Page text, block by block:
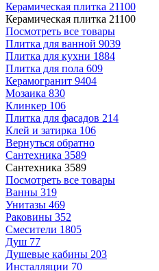
Керамическая плитка 21100
Керамическая плитка 21100
Посмотреть все товары
Плитка для ванной 9039
Плитка для кухни 1884
Плитка для пола 609
Керамогранит 9404
Мозаика 830
Клинкер 106
Плитка для фасадов 214
Клей и затирка 106
Вернуться обратно
Сантехника 3589
Сантехника 3589
Посмотреть все товары
Ванны 319
Унитазы 469
Раковины 352
Смесители 1805
Душ 77
Душевые кабины 203
Инсталляции 70